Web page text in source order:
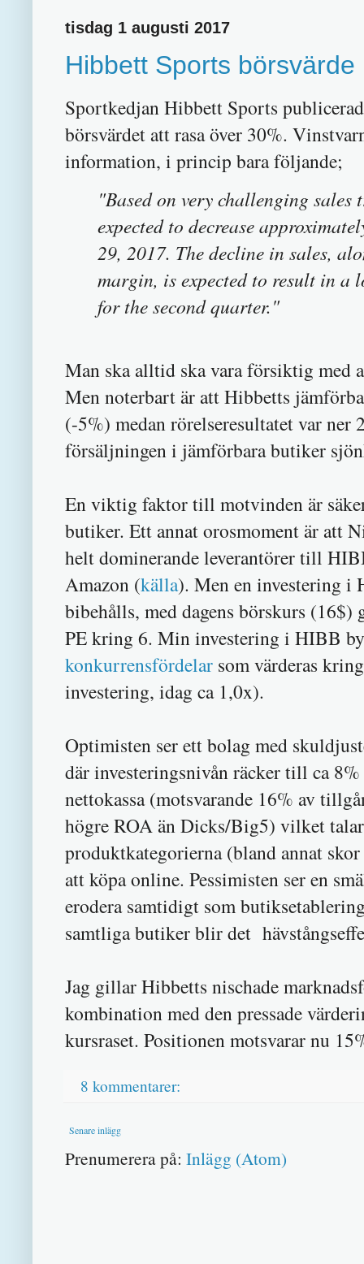
tisdag 1 augusti 2017
Hibbett Sports börsvärde
Sportkedjan Hibbett Sports
börsvärdet att rasa över 30%.
information, i princip bara följande;
"Based on very challenging sales
expected to decrease
29, 2017. The decline in sales,
margin, is expected to result in a
for the second quarter."
Man ska alltid ska vara försiktig med
Men noterbart är att Hibbetts
(-5%) medan rörelseresultatet var ner
försäljningen i jämförbara butiker
En viktig faktor till motvinden är
butiker. Ett annat orosmoment är att
helt dominerande leverantörer till
Amazon (källa). Men en investering i
bibehålls, med dagens börskurs
PE kring 6. Min investering i HIBB
konkurrensfördelar som värderas
investering, idag ca 1,0x).
Optimisten ser ett bolag med
där investeringsnivån räcker till ca
nettokassa (motsvarande 16% av
högre ROA än Dicks/Big5) vilket
produktkategorierna (bland annat
att köpa online. Pessimisten ser en
erodera samtidigt som
samtliga butiker blir det
Jag gillar Hibbetts nischade
kombination med den pressade
kursraset. Positionen motsvarar nu
8 kommentarer:
Senare inlägg
Prenumerera på: Inlägg (Atom)